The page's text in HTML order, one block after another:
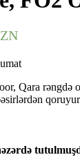
Qara rəngdə